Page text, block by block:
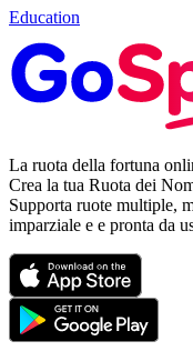
Education
La ruota della fortuna
Crea la tua Ruota dei
Supporta ruote multiple,
imparziale e e pronta da